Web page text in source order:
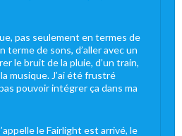
pas seulement en termes de
terme de sons, d’aller avec un
le bruit de la pluie, d’un train,
musique. J’ai été frustré
pouvoir intégrer ça dans ma
le Fairlight est arrivé, le